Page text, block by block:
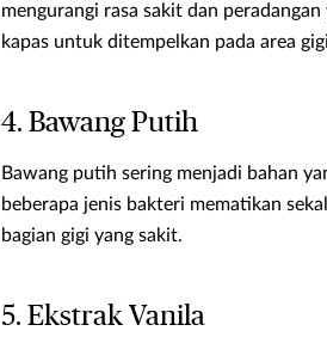
mengurangi rasa sakit dan
kapas untuk ditempelkan pada area
4. Bawang Putih
Bawang putih sering menjadi bahan
beberapa jenis bakteri mematikan
bagian gigi yang sakit.
5. Ekstrak Vanila